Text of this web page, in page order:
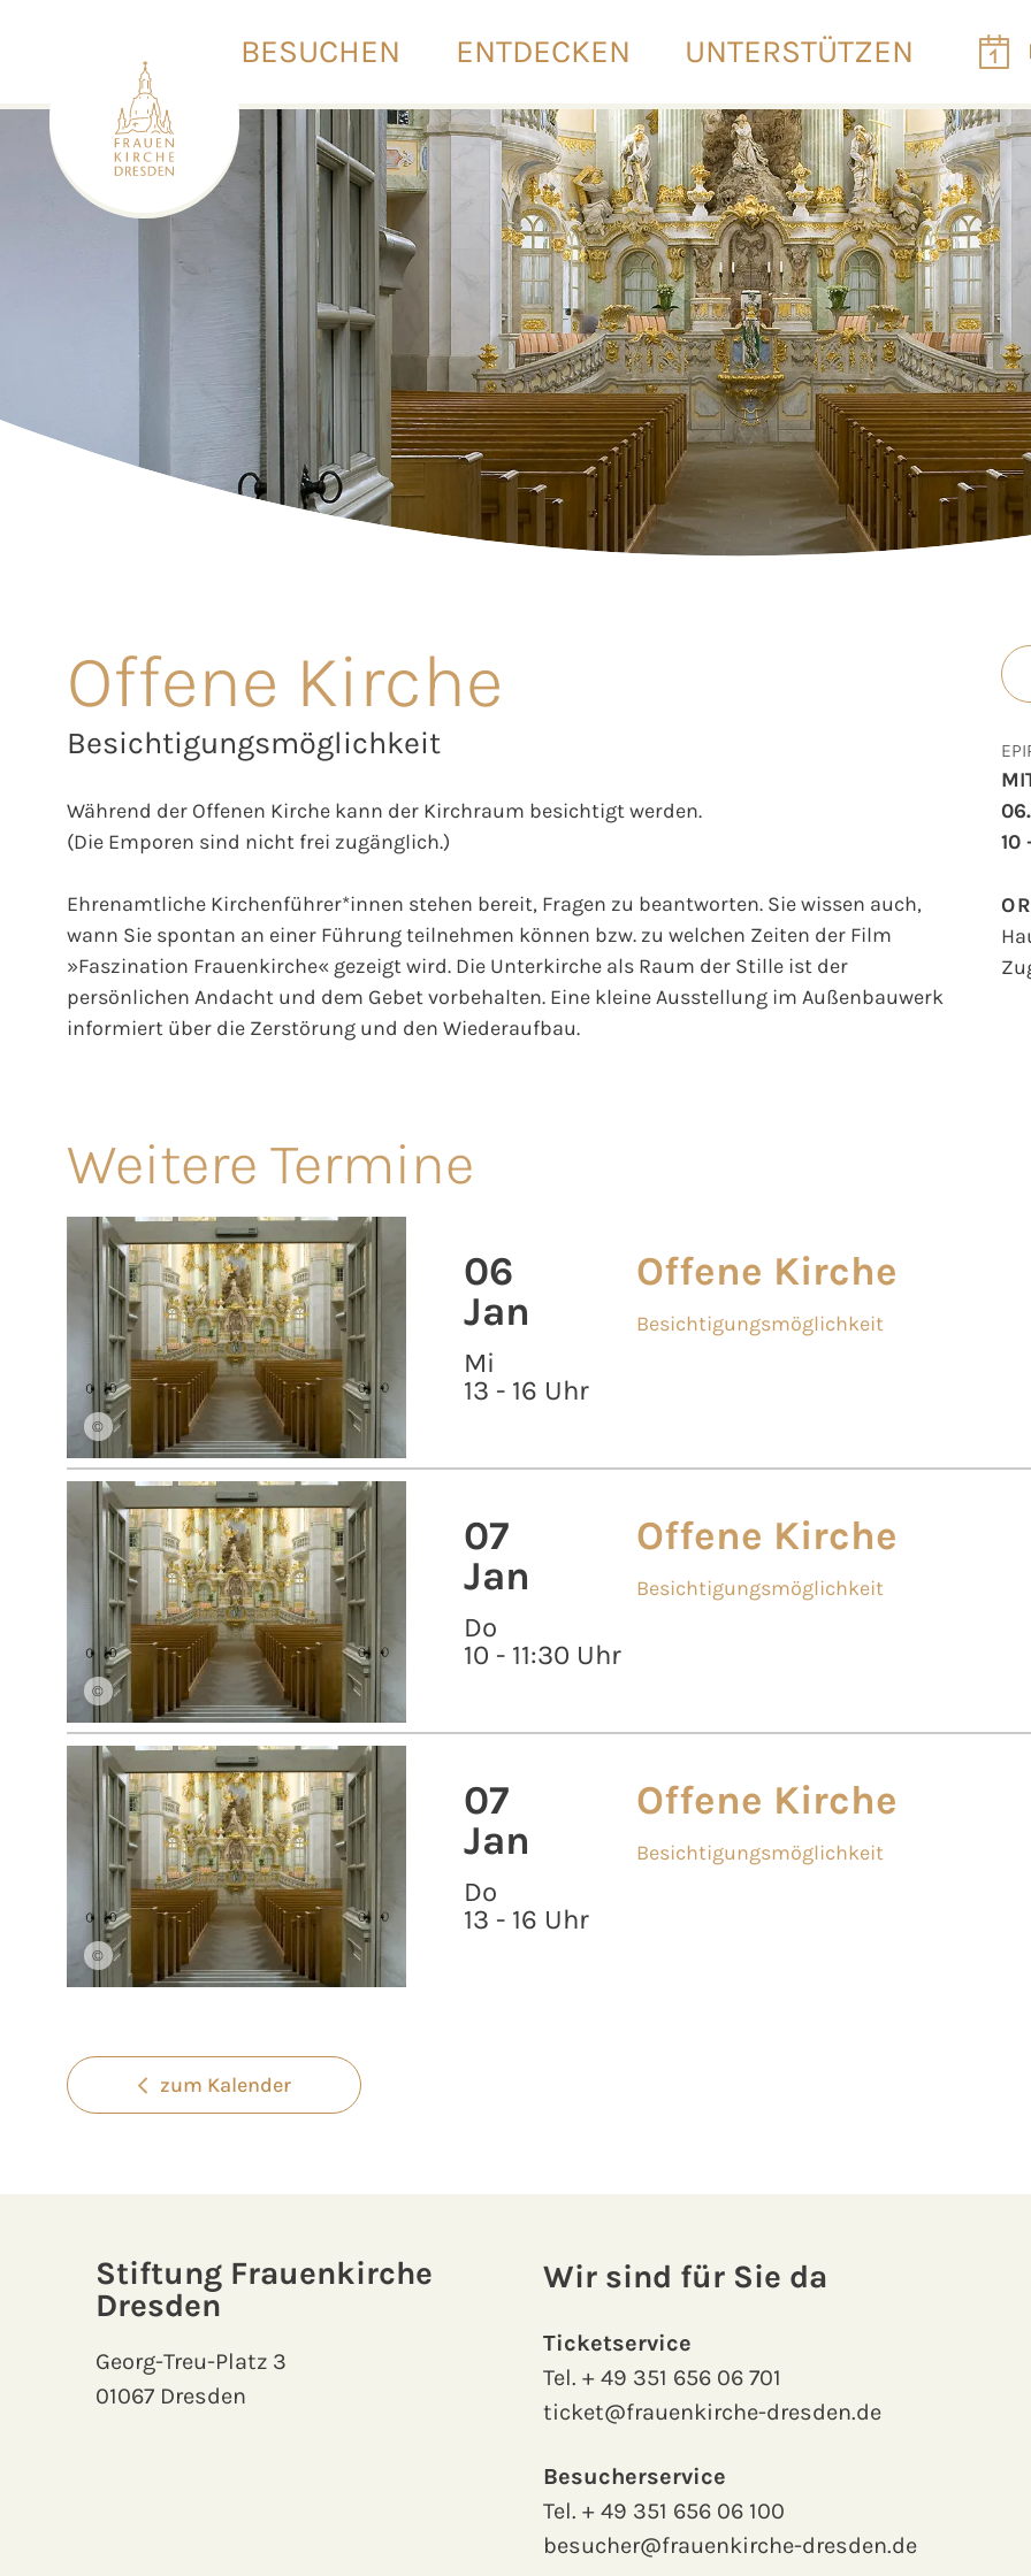
BESUCHEN ENTDECKEN UNTERSTÜTZEN
Offene Kirche
Besichtigungsmöglichkeit
Während der Offenen Kirche kann der Kirchraum besichtigt werden.
(Die Emporen sind nicht frei zugänglich.)
Ehrenamtliche Kirchenführer*innen stehen bereit, Fragen zu beantworten. Sie wissen auch,
wann Sie spontan an einer Führung teilnehmen können bzw. zu welchen Zeiten der Film
»Faszination Frauenkirche« gezeigt wird. Die Unterkirche als Raum der Stille ist der
persönlichen Andacht und dem Gebet vorbehalten. Eine kleine Ausstellung im Außenbauwerk
informiert über die Zerstörung und den Wiederaufbau.
10
Weitere Termine
©
06
Jan
Mi
13 - 16 Uhr
Offene Kirche
Besichtigungsmöglichkeit
©
07
Jan
Do
10 - 11:30 Uhr
Offene Kirche
Besichtigungsmöglichkeit
©
07
Jan
Do
13 - 16 Uhr
Offene Kirche
Besichtigungsmöglichkeit
zum Kalender
Stiftung Frauenkirche
Dresden
Georg-Treu-Platz 3
01067 Dresden
Wir sind für Sie da
Ticketservice
Tel.+ 49 351 656 06 701
ticket@frauenkirche-dresden.de
Besucherservice
Tel.+ 49 351 656 06 100
besucher@frauenkirche-dresden.de